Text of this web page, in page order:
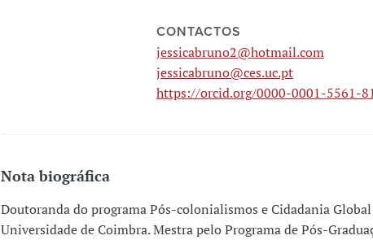
CONTACTOS
jessicabruno2@hotmail.com
jessicabruno@ces.uc.pt
https://orcid.org/0000-0001-5561-
Nota biográfica
Doutoranda do programa Pós-colonialismos e Cidadania
Universidade de Coimbra. Mestra pelo Programa de Pós-